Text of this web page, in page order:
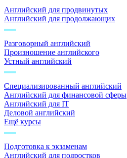
Английский для продвинутых
Английский для продолжающих
Разговорный английский
Произношение английского
Устный английский
Специализированный английский
Английский для финансовой сферы
Английский для IT
Деловой английский
Ещё курсы
Подготовка к экзаменам
Английский для подростков